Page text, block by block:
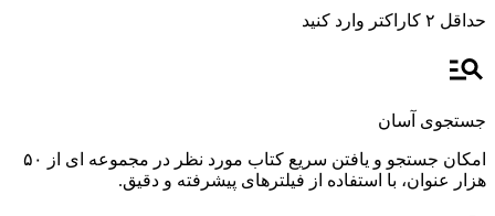
حداقل ۲ کاراکتر وارد کنید
جستجوی آسان
امکان جستجو و یافتن سریع کتاب مورد نظر در مجموعه ای از ۵۰
هزار عنوان، با استفاده از فیلترهای پیشرفته و دقیق.